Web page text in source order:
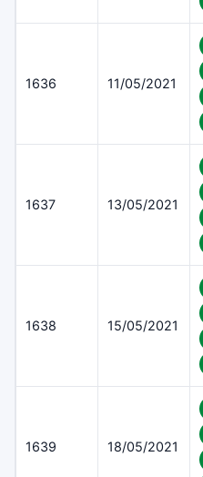
1636 11/05/2021
1637 13/05/2021
1638 15/05/2021
1639 18/05/2021